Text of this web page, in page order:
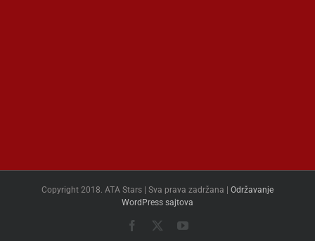
Copyright 2018. ATA Stars | Sva prava zadržana | Održavanje
WordPress sajtova
Facebook YouTube